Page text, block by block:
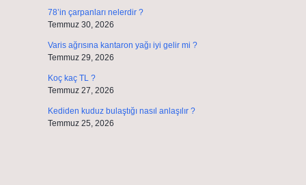
78’in çarpanları nelerdir ?
Temmuz 30, 2026
Varis ağrısına kantaron yağı iyi gelir mi ?
Temmuz 29, 2026
Koç kaç TL ?
Temmuz 27, 2026
Kediden kuduz bulaştığı nasıl anlaşılır ?
Temmuz 25, 2026